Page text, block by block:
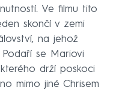
Ve filmu tito
skončí v zemi
na jehož
se Mariovi
drží poskoci
mimo jiné Chrisem